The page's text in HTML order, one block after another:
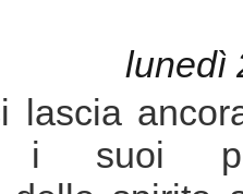
lunedì
lascia
i suoi